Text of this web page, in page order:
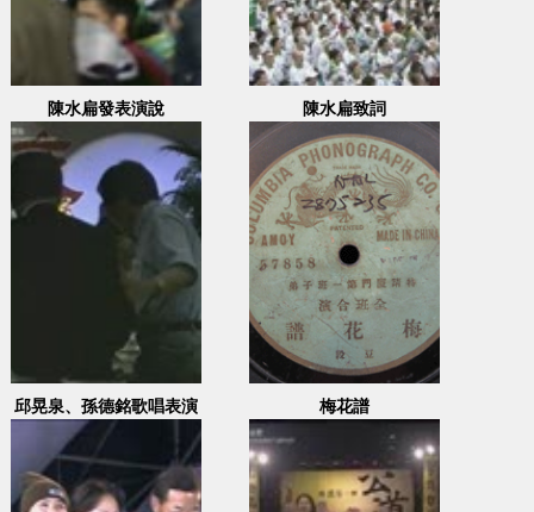
陳水扁發表演說 陳水扁致詞
邱晃泉、孫德銘歌唱表演 梅花譜